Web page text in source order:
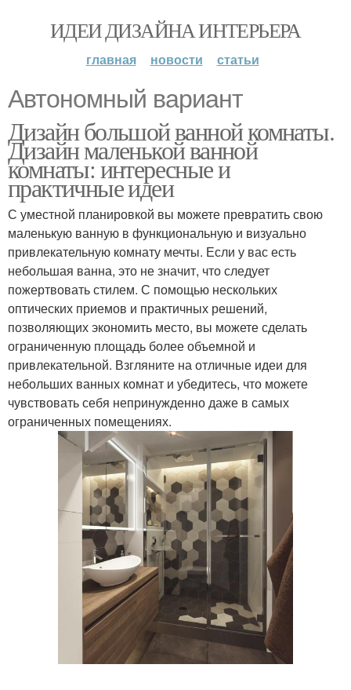
ИДЕИ ДИЗАЙНА ИНТЕРЬЕРА
главная новости статьи
Автономный вариант
Дизайн большой ванной комнаты.
Дизайн маленькой ванной
комнаты: интересные и
практичные идеи
С уместной планировкой вы можете превратить свою
маленькую ванную в функциональную и визуально
привлекательную комнату мечты. Если у вас есть
небольшая ванна, это не значит, что следует
пожертвовать стилем. С помощью нескольких
оптических приемов и практичных решений,
позволяющих экономить место, вы можете сделать
ограниченную площадь более объемной и
привлекательной. Взгляните на отличные идеи для
небольших ванных комнат и убедитесь, что можете
чувствовать себя непринужденно даже в самых
ограниченных помещениях.